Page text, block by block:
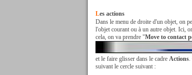
Les actions
Dans le menu de droite d'un objet, on
l'objet courant ou à un autre objet. Ici,
cela, on va prendre "Move to contact
et le faire glisser dans le cadre Actions.
suivant le cercle suivant :